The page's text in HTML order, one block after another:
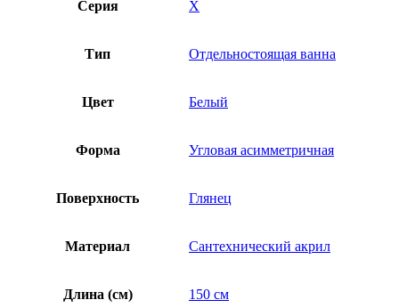
Серия X
Тип Отдельностоящая ванна
Цвет Белый
Форма Угловая асимметричная
Поверхность Глянец
Материал Сантехнический акрил
Длина (см) 150 см